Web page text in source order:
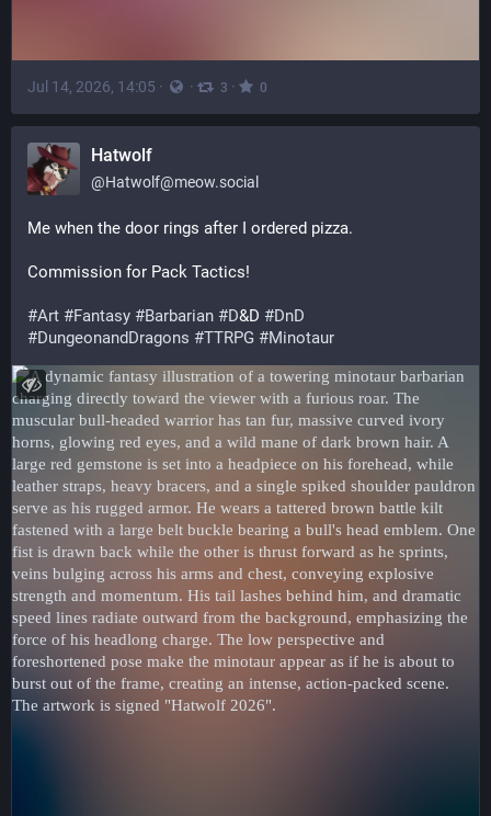
Jul 14, 2026, 14:05 · · 3 · 0
Hatwolf
@Hatwolf@meow.social
Me when the door rings after I ordered pizza.
Commission for Pack Tactics!
#Art #Fantasy #Barbarian #D&D #DnD
#DungeonandDragons #TTRPG #Minotaur